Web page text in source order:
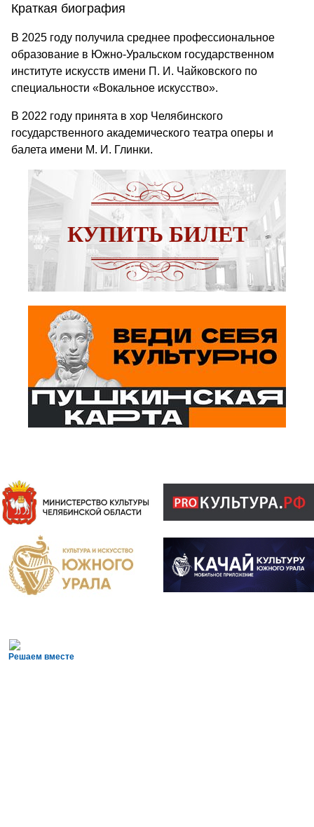
Краткая биография
В 2025 году получила среднее профессиональное
образование в Южно-Уральском государственном
институте искусств имени П. И. Чайковского по
специальности «Вокальное искусство».
В 2022 году принята в хор Челябинского
государственного академического театра оперы и
балета имени М. И. Глинки.
КУПИТЬ БИЛЕТ
Решаем вместе